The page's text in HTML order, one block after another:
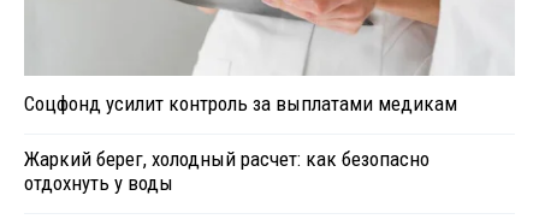
Соцфонд усилит контроль за выплатами медикам
Жаркий берег, холодный расчет: как безопасно
отдохнуть у воды